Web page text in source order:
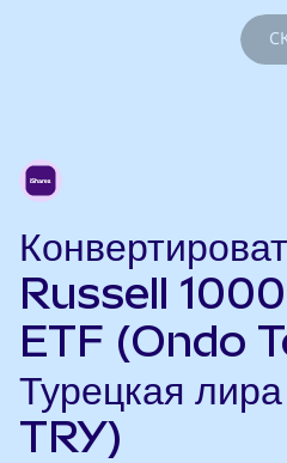
Russell
ETF (Ondo
Турецкая
TRY)